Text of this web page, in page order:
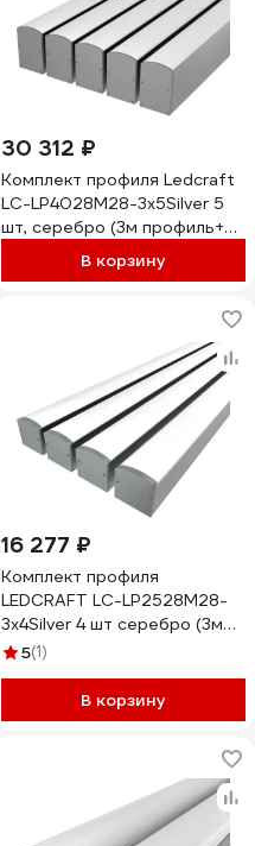
30 312 ₽
Комплект профиля Ledcraft
LC-LP4028M28-3x5Silver 5
шт, серебро (3м профиль+3м
рассеиватель+2
заглушки+комплект
В корзину
16 277 ₽
Комплект профиля
LEDCRAFT LC-LP2528M28-
3x4Silver 4 шт серебро (3м
профиль+3м
заглушки+комплект
шурупов) 1616340379
5(1)
В корзину